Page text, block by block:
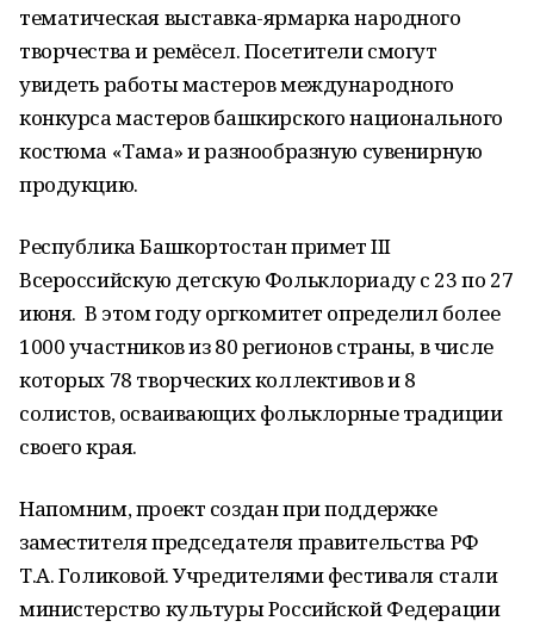
тематическая выставка-ярмарка народного
творчества и ремёсел. Посетители смогут
увидеть работы мастеров международного
конкурса мастеров башкирского национального
костюма «Тамға» и разнообразную сувенирную
продукцию.
Республика Башкортостан примет III
Всероссийскую детскую Фольклориаду с 23 по 27
июня. В этом году оргкомитет определил более
1000 участников из 80 регионов страны, в числе
которых 78 творческих коллективов и 8
солистов, осваивающих фольклорные традиции
своего края.
Напомним, проект создан при поддержке
заместителя председателя правительства РФ
Т.А. Голиковой. Учредителями фестиваля стали
министерство культуры Российской Федерации